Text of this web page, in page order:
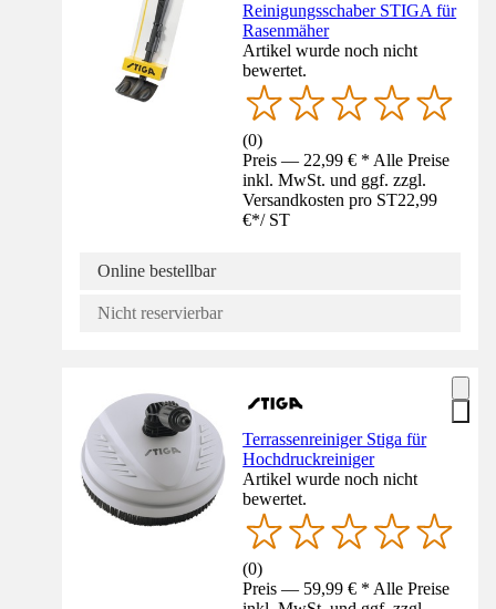
Reinigungsschaber STIGA für
Rasenmäher
Artikel wurde noch nicht
bewertet.
(0)
Preis — 22,99 € * Alle Preise
inkl. MwSt. und ggf. zzgl.
Versandkosten pro ST22,99
€*/ ST
Online bestellbar
Nicht reservierbar
Terrassenreiniger Stiga für
Hochdruckreiniger
Artikel wurde noch nicht
bewertet.
(0)
Preis — 59,99 € * Alle Preise